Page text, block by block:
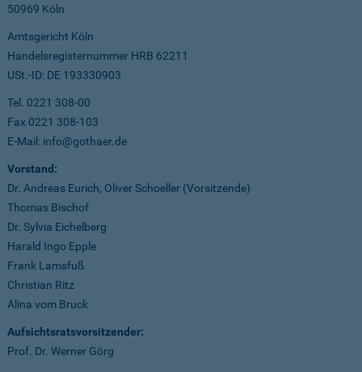
50969 Köln
Amtsgericht Köln
Handelsregisternummer HRB 62211
USt.-ID: DE 193330903
Tel. 0221 308-00
Fax 0221 308-103
E-Mail: info@gothaer.de
Vorstand:
Dr. Andreas Eurich, Oliver Schoeller (Vorsitzende)
Thomas Bischof
Dr. Sylvia Eichelberg
Harald Ingo Epple
Frank Lamsfuß
Christian Ritz
Alina vom Bruck
Aufsichtsratsvorsitzender:
Prof. Dr. Werner Görg